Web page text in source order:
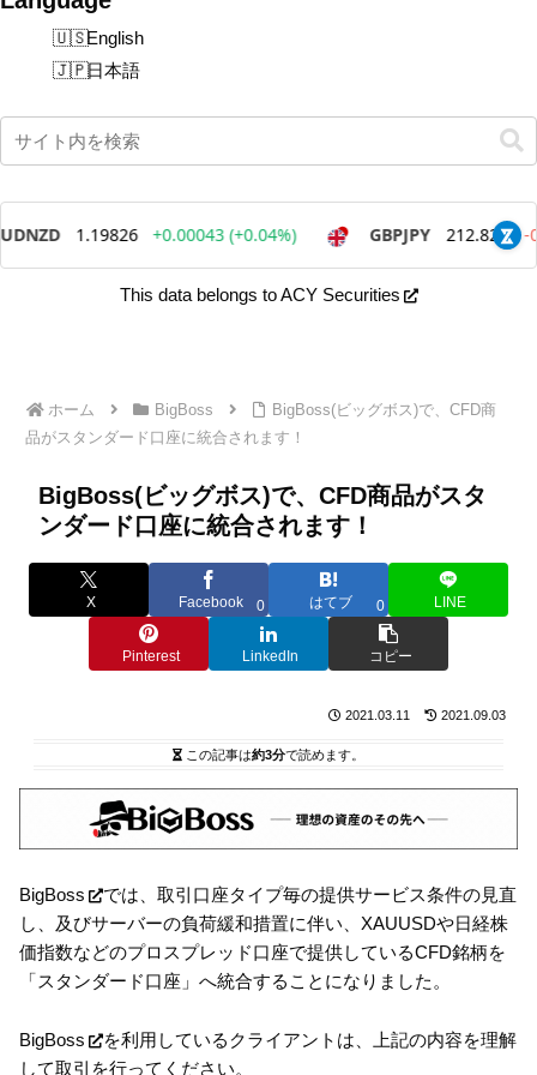
English
日本語
This data belongs to ACY Securities
ホーム BigBoss
BigBoss(ビッグボス)で、CFD商
品がスタンダード口座に統合されます！
BigBoss(ビッグボス)で、CFD商品がスタ
ンダード口座に統合されます！
X Facebook 0 はてブ 0 LINE
Pinterest LinkedIn コピー
2021.03.11 2021.09.03
この記事は約3分で読めます。
BigBoss
では、取引口座タイプ毎の提供サービス条件の見直
し、及びサーバーの負荷緩和措置に伴い、XAUUSDや日経株
価指数などのプロスプレッド口座で提供しているCFD銘柄を
「スタンダード口座」へ統合することになりました。
BigBoss
を利用しているクライアントは、上記の内容を理解
して取引を行ってください。